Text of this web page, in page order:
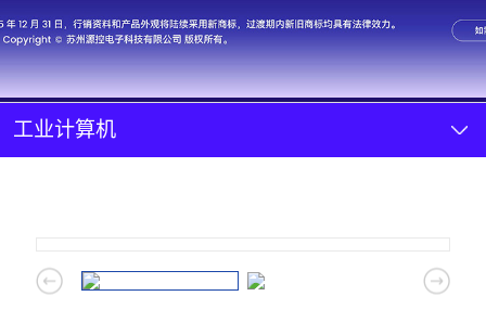
商务模式
新闻资讯
加入我们
工业计算机